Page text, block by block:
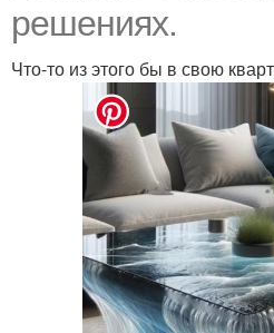
решениях.
Что-то из этого бы в свою